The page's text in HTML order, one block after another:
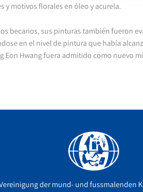
y motivos florales en óleo y acurela.
becarios, sus pinturas también fueron
en el nivel de pintura que había
Eon Hwang fuera admitido como nuevo
der mund- und fussmalenden
Facebook
YouTube